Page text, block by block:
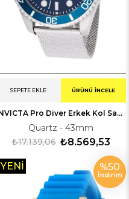
INVICTA Pro Diver Erkek Kol Saati 247173
Quartz - 43mm
₺8.569,53
₺17.139,06
SEPETE EKLE ÜRÜNÜ İNCELE
%50
İndirim
YENI